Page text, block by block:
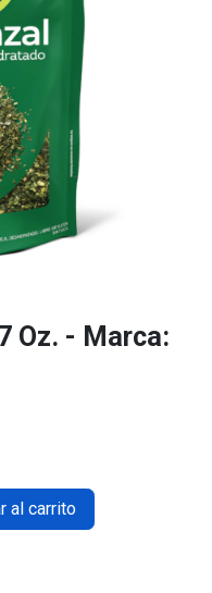
Oz. - Marca:
al carrito